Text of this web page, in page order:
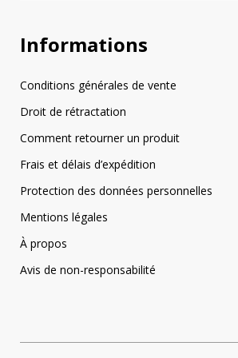
Informations
Conditions générales de vente
Droit de rétractation
Comment retourner un produit
Frais et délais d’expédition
Protection des données personnelles
Mentions légales
À propos
Avis de non-responsabilité